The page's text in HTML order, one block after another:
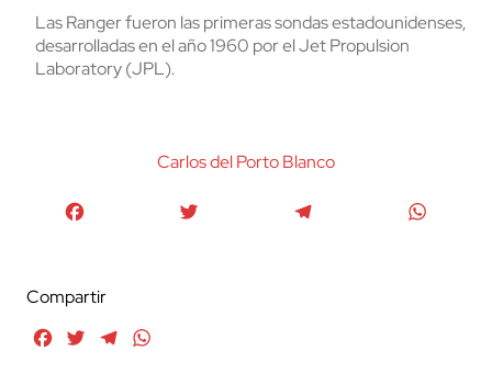
Las Ranger fueron las primeras sondas estadounidenses,
desarrolladas en el año 1960 por el Jet Propulsion
Laboratory (JPL).
Carlos del Porto Blanco
Compartir
FacebookTwitterTelegram